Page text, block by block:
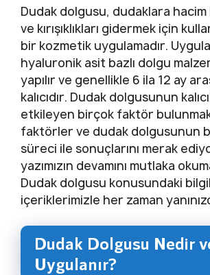
Dudak dolgusu, dudaklara hacim
ve kırışıklıkları gidermek için
bir kozmetik uygulamadır.
hyaluronik asit bazlı dolgu
yapılır ve genellikle 6 ila 12 ay
kalıcıdır. Dudak dolgusunun
etkileyen birçok faktör
faktörler ve dudak dolgusunun
süreci ile sonuçlarını merak
yazımızın devamını mutlaka
Dudak dolgusu konusundaki
içeriklerimizle her zaman
Dudak Dolgusu Nedir
Uygulanır?